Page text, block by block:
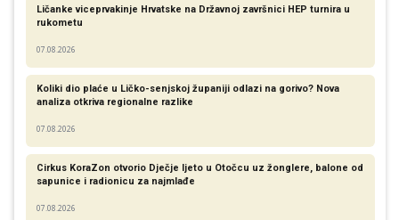
Ličanke viceprvakinje Hrvatske na Državnoj završnici HEP turnira u
rukometu
07.08.2026
Koliki dio plaće u Ličko-senjskoj županiji odlazi na gorivo? Nova
analiza otkriva regionalne razlike​
07.08.2026
Cirkus KoraZon otvorio Dječje ljeto u Otočcu uz žonglere, balone od
sapunice i radionicu za najmlađe
07.08.2026